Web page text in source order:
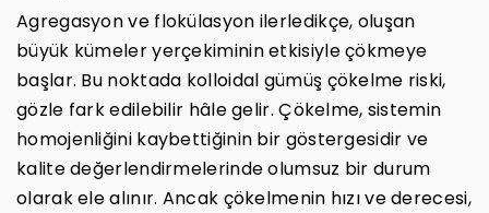
Agregasyon ve flokülasyon ilerledikçe, oluşan
büyük kümeler yerçekiminin etkisiyle çökmeye
başlar. Bu noktada kolloidal gümüş çökelme riski,
gözle fark edilebilir hâle gelir. Çökelme, sistemin
homojenliğini kaybettiğinin bir göstergesidir ve
kalite değerlendirmelerinde olumsuz bir durum
olarak ele alınır. Ancak çökelmenin hızı ve derecesi,